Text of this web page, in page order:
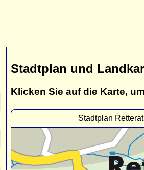
Stadtplan und
Klicken Sie auf die Karte,
Stadtplan